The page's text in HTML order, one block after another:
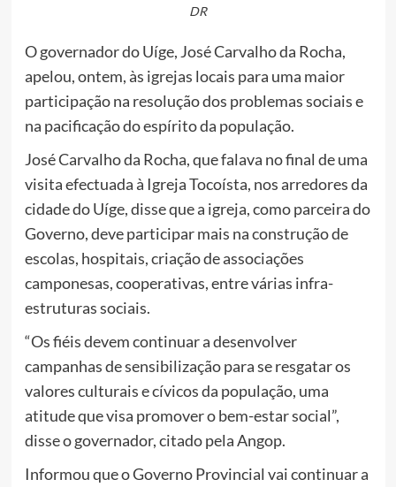
DR
O governador do Uíge, José Carvalho da Rocha,
apelou, ontem, às igrejas locais para uma maior
participação na resolução dos problemas sociais e
na pacificação do espírito da população.
José Carvalho da Rocha, que falava no final de uma
visita efectuada à Igreja Tocoísta, nos arredores da
cidade do Uíge, disse que a igreja, como parceira do
Governo, deve participar mais na construção de
escolas, hospitais, criação de associações
camponesas, cooperativas, entre várias infra-
estruturas sociais.
“Os fiéis devem continuar a desenvolver
campanhas de sensibilização para se resgatar os
valores culturais e cívicos da população, uma
atitude que visa promover o bem-estar social”,
disse o governador, citado pela Angop.
Informou que o Governo Provincial vai continuar a